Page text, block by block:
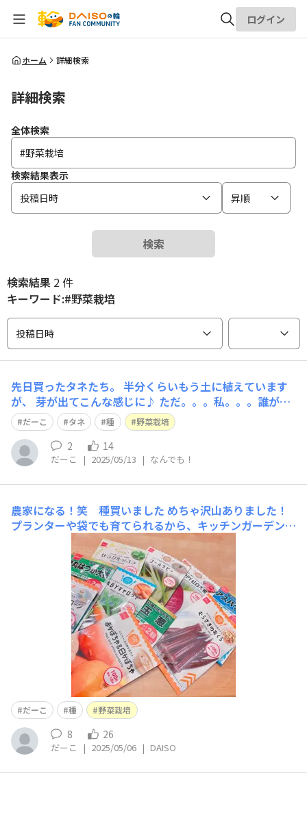
全体検索
ログイン
ホーム 詳細検索
詳細検索
全体検索
検索結果表示
投稿日時
昇順
検索
検索結果 2 件
キーワード:#野菜栽培
投稿日時
先日買ったタネたち。 半分くらいもう土に植えています
が、 芽が出てこんな感じに♪ ただ。。。私。。。誰がど
のタネ。って書いていたのに、 結局わからなくなって、
どれだろ？😅になってます🤣 https://daiso-community.
daisojapan.com/announcements/o7
だーこ タネ 種 野菜栽培
2 14
だーこ | 2025/05/13 | なんでも！
農家になる！笑 種買いました めちゃ沢山ありました！
プランターや袋でも育てられるから、キッチンガーデンや
ります！激安30円！
だーこ 種 野菜栽培
8 26
だーこ | 2025/05/06 | DAISO